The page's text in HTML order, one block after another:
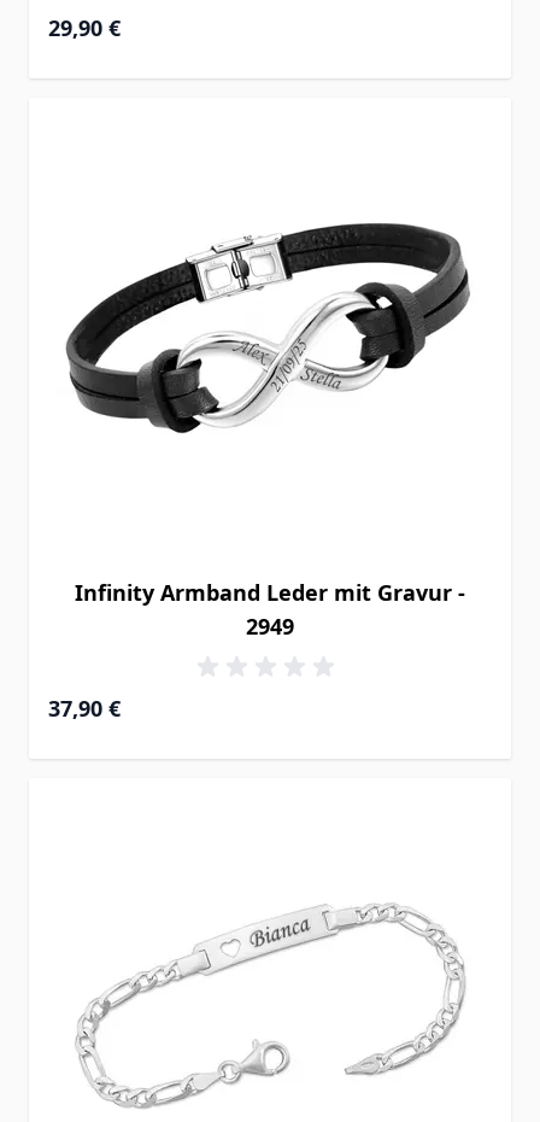
29,90 €
Infinity Armband Leder mit Gravur -
2949
37,90 €